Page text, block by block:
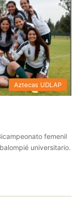
Aztecas UDLAP
femenil
universitario.